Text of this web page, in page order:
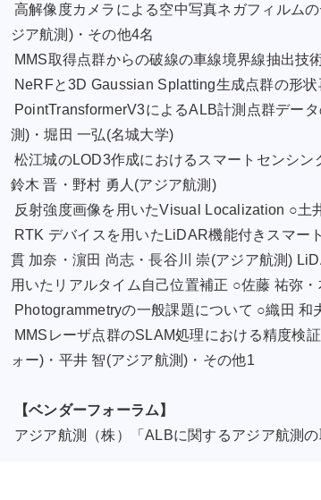
高解像度カメラによる空中写真ネガフィルム
ジア航測)・その他4名
MMS取得点群からの破線の車線境界線抽出技
NeRFと3D Gaussian Splatting生成点群の形
PointTransformerV3によるALB計測点群デー
測)・堀田 一弘(名城大学)
松江城のLOD3作成におけるスマートセンシ
鈴木 晋・野村 勇人(アジア航測)
反射強度画像を用いたVisual Localization ○土
RTK デバイスを用いたLiDAR機能付きスマー
貫 加奈・濵田 尚志・長谷川 崇(アジア航測)
用いたリアルタイム自己位置補正 ○佐藤 祐弥
Photogrammetryの一般課題について ○織田 和
MMSレーザ点群のSLAM処理における精度検
ォー)・平井 智(アジア航測)・その他1
【ベンダーフォーラム】
アジア航測（株）「ALBに関するアジア航測の